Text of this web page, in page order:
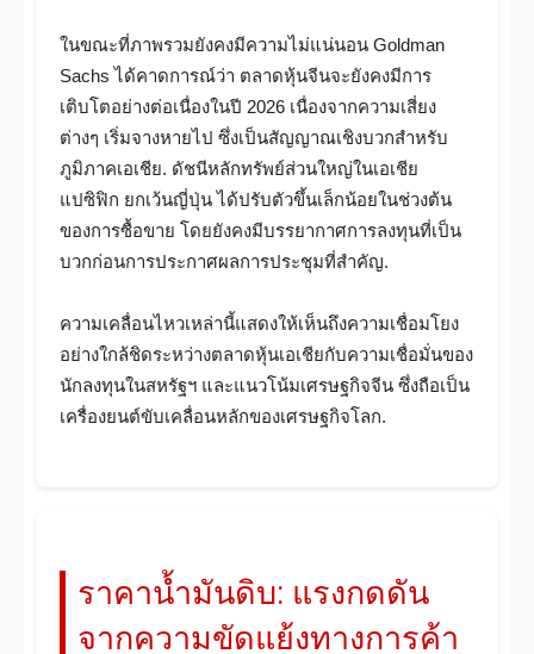
ในขณะที่ภาพรวมยังคงมีความไม่แน่นอน Goldman
Sachs ได้คาดการณ์ว่า ตลาดหุ้นจีนจะยังคงมีการ
เติบโตอย่างต่อเนื่องในปี 2026 เนื่องจากความเสี่ยง
ต่างๆ เริ่มจางหายไป ซึ่งเป็นสัญญาณเชิงบวกสำหรับ
ภูมิภาคเอเชีย. ดัชนีหลักทรัพย์ส่วนใหญ่ในเอเชีย
แปซิฟิก ยกเว้นญี่ปุ่น ได้ปรับตัวขึ้นเล็กน้อยในช่วงต้น
ของการซื้อขาย โดยยังคงมีบรรยากาศการลงทุนที่เป็น
บวกก่อนการประกาศผลการประชุมที่สำคัญ.
ความเคลื่อนไหวเหล่านี้แสดงให้เห็นถึงความเชื่อมโยง
อย่างใกล้ชิดระหว่างตลาดหุ้นเอเชียกับความเชื่อมั่นของ
นักลงทุนในสหรัฐฯ และแนวโน้มเศรษฐกิจจีน ซึ่งถือเป็น
เครื่องยนต์ขับเคลื่อนหลักของเศรษฐกิจโลก.
ราคาน้ำมันดิบ: แรงกดดัน
จากความขัดแย้งทางการค้า